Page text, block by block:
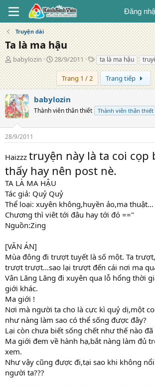
Đăng
Truyện dài
Ta là ma hậu
T
á
c
g
i
ả
babylozin
N
g
à
y
đ
ă
n
28/9/2011
T
ừ
k
h
a
ta là ma hậu
Trang 1 / 2 Trang tiếp
babylozin
Thành viên thân thiết Thành viên thân thiết
28/9/2011
Haizzz truyện này là ta coi cọp
thấy hay nên post nè.
TA LÀ MA HẬU
Tác giả: Quỷ Quỷ
Thể loại: xuyên không,huyền ảo,ma thuật…
Chương thì viêt tới đâu hay tới đó =="
Nguồn:Zing
[VĂN ÁN]
Mùa đông đi trượt tuyết là số một. Ta
trượt trượt…sao lại trượt đến cái nơi ma
Vân Lăng Lăng đi xuyên qua lỗ hổng thời
giới khác.
Ma giới !
Nơi mà người ta cho là cực kì quỷ dị,một
như nàng làm sao có thể sống được đây?
Lại còn chưa biết sống chết như thế nào
Ma giới đem về hành hạ,bắt nàng làm đủ
xem.
Như vậy cũng được đi,tại sao khi không
người ta???